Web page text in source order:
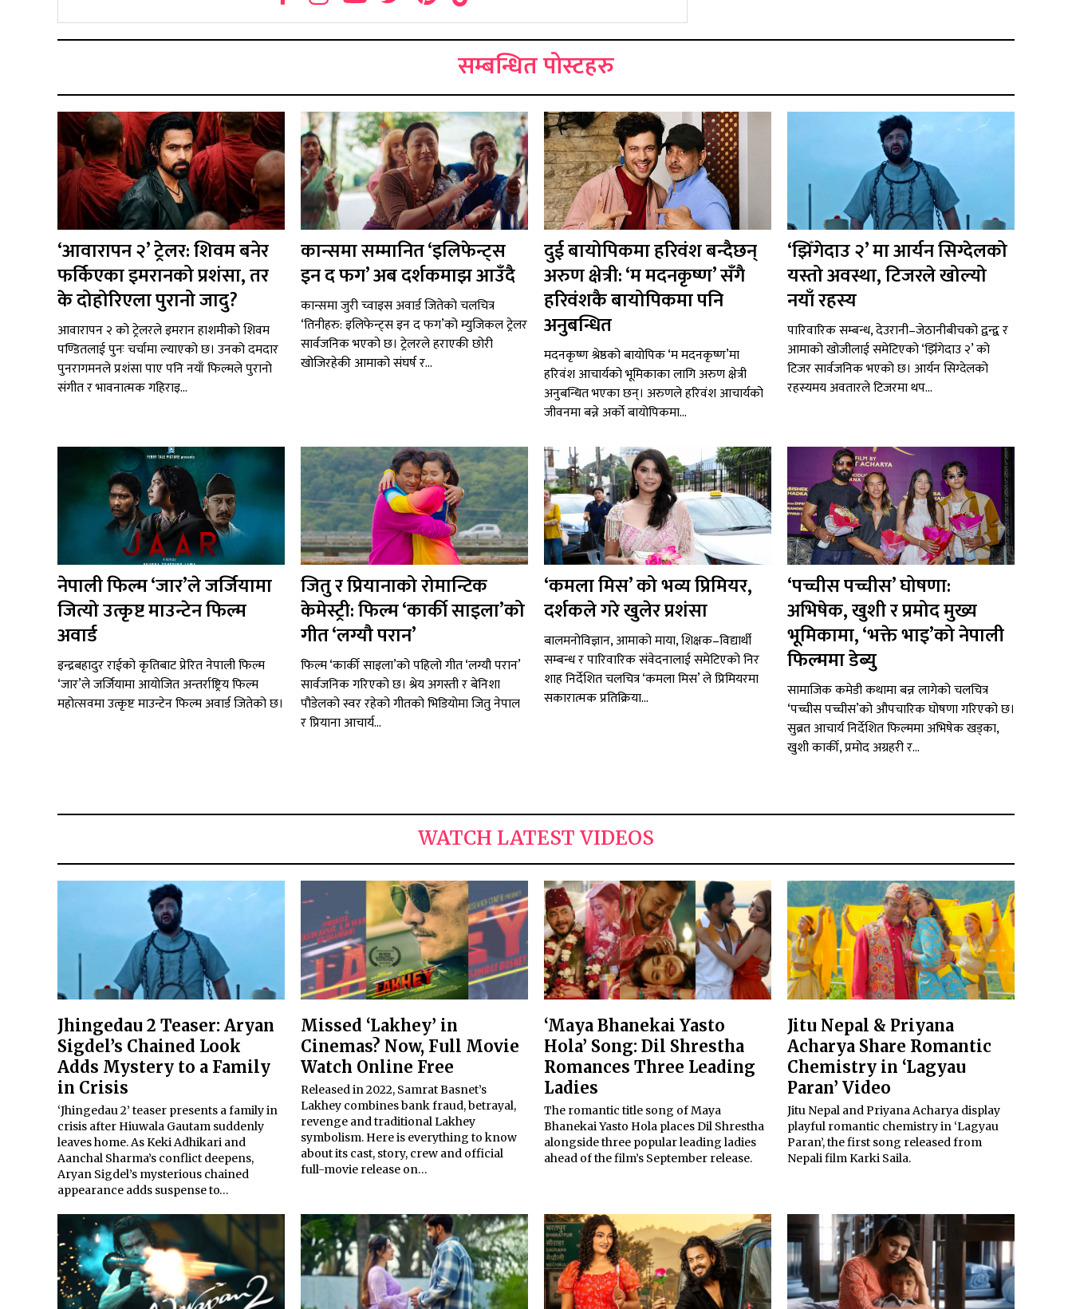
सम्बन्धित पोस्टहरु
‘आवारापन २’ ट्रेलर: शिवम बनेर
फर्किएका इमरानको प्रशंसा, तर
के दोहोरिएला पुरानो जादु?
आवारापन २ को ट्रेलरले इमरान हाशमीको शिवम
पण्डितलाई पुनः चर्चामा ल्याएको छ। उनको दमदार
पुनरागमनले प्रशंसा पाए पनि नयाँ फिल्मले पुरानो
संगीत र भावनात्मक गहिराइ...
कान्समा सम्मानित ‘इलिफेन्ट्स
इन द फग’ अब दर्शकमाझ आउँदै
कान्समा जुरी च्वाइस अवार्ड जितेको चलचित्र
‘तिनीहरु: इलिफेन्ट्स इन द फग’को म्युजिकल ट्रेलर
सार्वजनिक भएको छ। ट्रेलरले हराएकी छोरी
खोजिरहेकी आमाको संघर्ष र...
दुई बायोपिकमा हरिवंश बन्दैछन्
अरुण क्षेत्री: ‘म मदनकृष्ण’ सँगै
हरिवंशकै बायोपिकमा पनि
अनुबन्धित
मदनकृष्ण श्रेष्ठको बायोपिक ‘म मदनकृष्ण’मा
हरिवंश आचार्यको भूमिकाका लागि अरुण क्षेत्री
अनुबन्धित भएका छन्। अरुणले हरिवंश आचार्यको
जीवनमा बन्ने अर्को बायोपिकमा...
‘झिँगेदाउ २’ मा आर्यन सिग्देलको
यस्तो अवस्था, टिजरले खोल्यो
नयाँ रहस्य
पारिवारिक सम्बन्ध, देउरानी–जेठानीबीचको द्वन्द्व र
आमाको खोजीलाई समेटिएको ‘झिँगेदाउ २’ को
टिजर सार्वजनिक भएको छ। आर्यन सिग्देलको
रहस्यमय अवतारले टिजरमा थप...
नेपाली फिल्म ‘जार’ले जर्जियामा
जित्यो उत्कृष्ट माउन्टेन फिल्म
अवार्ड
इन्द्रबहादुर राईको कृतिबाट प्रेरित नेपाली फिल्म
‘जार’ले जर्जियामा आयोजित अन्तर्राष्ट्रिय फिल्म
महोत्सवमा उत्कृष्ट माउन्टेन फिल्म अवार्ड जितेको छ।
जितु र प्रियानाको रोमान्टिक
केमेस्ट्री: फिल्म ‘कार्की साइला’को
गीत ‘लग्यौ परान’
फिल्म ‘कार्की साइला’को पहिलो गीत ‘लग्यौ परान’
सार्वजनिक गरिएको छ। श्रेय अगस्ती र बेनिशा
पौडेलको स्वर रहेको गीतको भिडियोमा जितु नेपाल
र प्रियाना आचार्य...
‘कमला मिस’ को भव्य प्रिमियर,
दर्शकले गरे खुलेर प्रशंसा
बालमनोविज्ञान, आमाको माया, शिक्षक–विद्यार्थी
सम्बन्ध र पारिवारिक संवेदनालाई समेटिएको निर
शाह निर्देशित चलचित्र ‘कमला मिस’ ले प्रिमियरमा
सकारात्मक प्रतिक्रिया...
‘पच्चीस पच्चीस’ घोषणा:
अभिषेक, खुशी र प्रमोद मुख्य
भूमिकामा, ‘भक्ते भाइ’को नेपाली
फिल्ममा डेब्यु
सामाजिक कमेडी कथामा बन्न लागेको चलचित्र
‘पच्चीस पच्चीस’को औपचारिक घोषणा गरिएको छ।
सुब्रत आचार्य निर्देशित फिल्ममा अभिषेक खड्का,
खुशी कार्की, प्रमोद अग्रहरी र...
WATCH LATEST VIDEOS
Jhingedau 2 Teaser: Aryan
Sigdel’s Chained Look
Adds Mystery to a Family
in Crisis
‘Jhingedau 2’ teaser presents a family in
crisis after Hiuwala Gautam suddenly
leaves home. As Keki Adhikari and
Aanchal Sharma’s conflict deepens,
Aryan Sigdel’s mysterious chained
appearance adds suspense to…
Missed ‘Lakhey’ in
Cinemas? Now, Full Movie
Watch Online Free
Released in 2022, Samrat Basnet’s
Lakhey combines bank fraud, betrayal,
revenge and traditional Lakhey
symbolism. Here is everything to know
about its cast, story, crew and official
full-movie release on…
‘Maya Bhanekai Yasto
Hola’ Song: Dil Shrestha
Romances Three Leading
Ladies
The romantic title song of Maya
Bhanekai Yasto Hola places Dil Shrestha
alongside three popular leading ladies
ahead of the film’s September release.
Jitu Nepal & Priyana
Acharya Share Romantic
Chemistry in ‘Lagyau
Paran’ Video
Jitu Nepal and Priyana Acharya display
playful romantic chemistry in ‘Lagyau
Paran’, the first song released from
Nepali film Karki Saila.